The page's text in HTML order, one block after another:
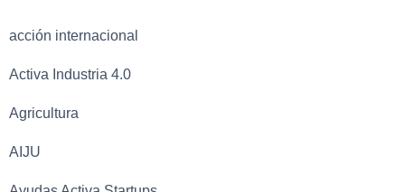
acción internacional
Activa Industria 4.0
Agricultura
AIJU